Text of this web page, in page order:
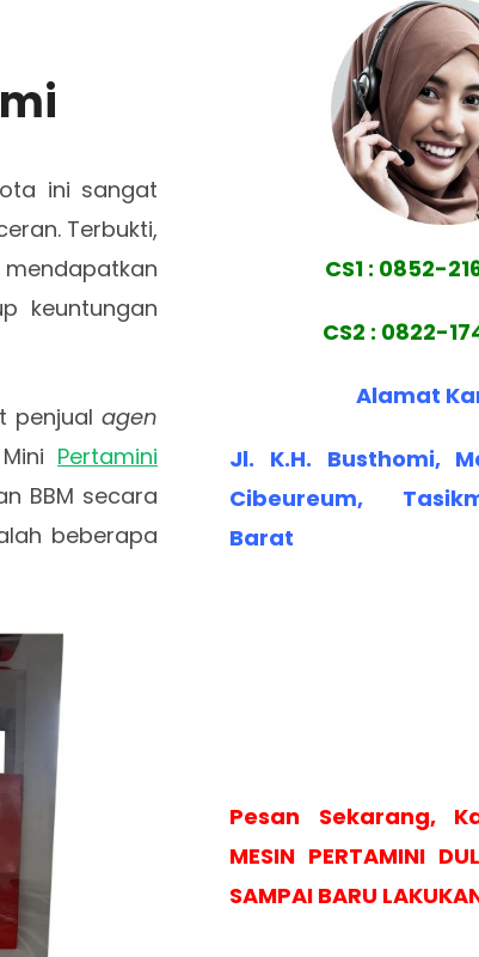
ini sangat
Terbukti,
keuntungan
penjual agen
Pertamini
BBM secara
beberapa
CS1 : 0852-
CS2 : 0822-
Alamat
Jl. K.H. Busthomi,
Cibeureum,
Barat
Pesan Sekarang,
MESIN PERTAMINI
SAMPAI BARU